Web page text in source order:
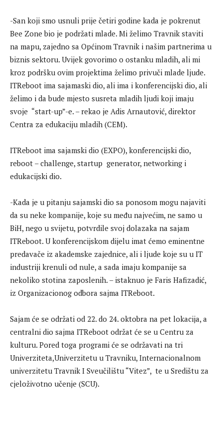
-San koji smo usnuli prije četiri godine kada je pokrenut
Bee Zone bio je podržati mlade. Mi želimo Travnik staviti
na mapu, zajedno sa Općinom Travnik i našim partnerima u
biznis sektoru. Uvijek govorimo o ostanku mladih, ali mi
kroz podršku ovim projektima želimo privuči mlade ljude.
ITReboot ima sajamaski dio, ali ima i konferencijski dio, ali
želimo i da bude mjesto susreta mladih ljudi koji imaju
svoje “start-up”-e. – rekao je Adis Arnautović, direktor
Centra za edukaciju mladih (CEM).
ITReboot ima sajamski dio (EXPO), konferencijski dio,
reboot – challenge, startup generator, networking i
edukacijski dio.
-Kada je u pitanju sajamski dio sa ponosom mogu najaviti
da su neke kompanije, koje su među najvećim, ne samo u
BiH, nego u svijetu, potvrdile svoj dolazaka na sajam
ITReboot. U konferencijskom dijelu imat ćemo eminentne
predavače iz akademske zajednice, ali i ljude koje su u IT
industriji krenuli od nule, a sada imaju kompanije sa
nekoliko stotina zaposlenih. – istaknuo je Faris Hafizadić,
iz Organizacionog odbora sajma ITReboot.
Sajam će se održati od 22. do 24. oktobra na pet lokacija, a
centralni dio sajma ITReboot održat će se u Centru za
kulturu. Pored toga programi će se održavati na tri
Univerziteta,Univerzitetu u Travniku, Internacionalnom
univerzitetu Travnik I Sveučilištu “Vitez”, te u Središtu za
cjeloživotno učenje (SCU).